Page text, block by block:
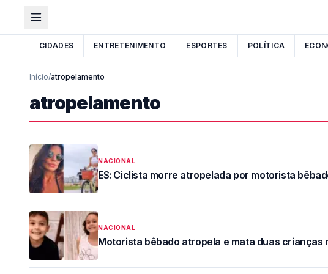
CIDADES ENTRETENIMENTO ESPORTES POLÍTICA
Início/atropelamento
atropelamento
NACIONAL
ES: Ciclista morre atropelada por motorista
NACIONAL
Motorista bêbado atropela e mata duas crianças